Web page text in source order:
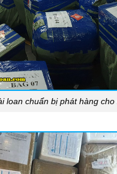
loan chuẩn bị phát hàng cho